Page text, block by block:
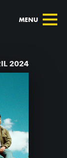
MENU
2024